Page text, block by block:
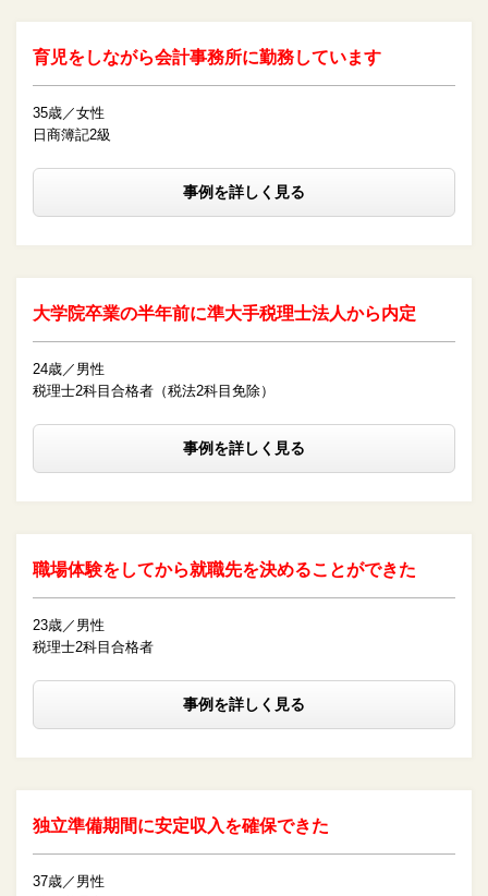
育児をしながら会計事務所に勤務しています
35歳／女性
日商簿記2級
事例を詳しく見る
大学院卒業の半年前に準大手税理士法人から内定
24歳／男性
税理士2科目合格者（税法2科目免除）
事例を詳しく見る
職場体験をしてから就職先を決めることができた
23歳／男性
税理士2科目合格者
事例を詳しく見る
独立準備期間に安定収入を確保できた
37歳／男性